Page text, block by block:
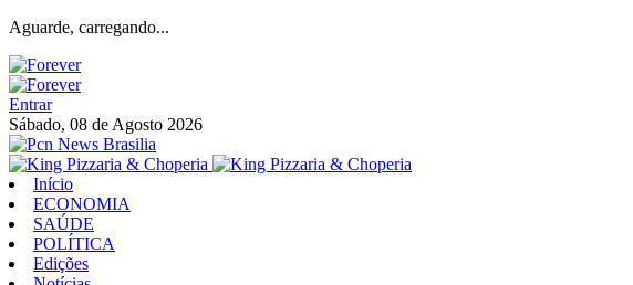
Aguarde, carregando...
Entrar
Sábado, 08 de Agosto 2026
Início
ECONOMIA
SAÚDE
POLÍTICA
Edições